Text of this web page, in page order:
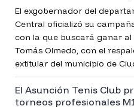
El exgobernador del
Central oficializó su
con la que buscará ganar
Tomás Olmedo, con el
extitular del municipio de
El Asunción Tenis Club
torneos profesionales